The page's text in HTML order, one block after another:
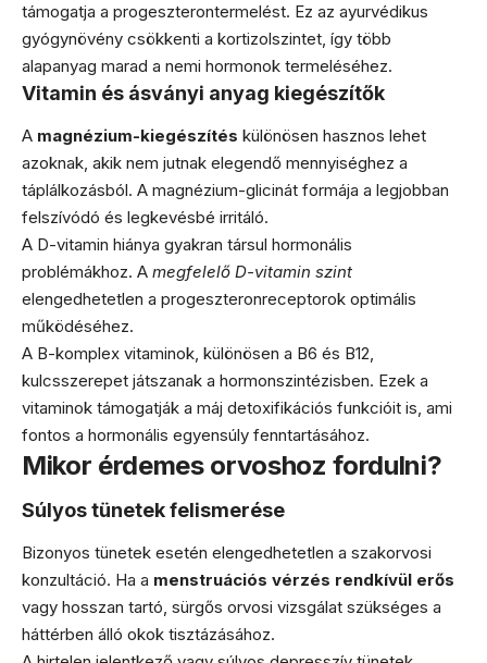
támogatja a progeszterontermelést. Ez az ayurvédikus
gyógynövény csökkenti a kortizolszintet, így több
alapanyag marad a nemi hormonok termeléséhez.
Vitamin és ásványi anyag kiegészítők
A magnézium-kiegészítés különösen hasznos lehet
azoknak, akik nem jutnak elegendő mennyiséghez a
táplálkozásból. A magnézium-glicinát formája a legjobban
felszívódó és legkevésbé irritáló.
A D-vitamin hiánya gyakran társul hormonális
problémákhoz. A megfelelő D-vitamin szint
elengedhetetlen a progeszteronreceptorok optimális
működéséhez.
A B-komplex vitaminok, különösen a B6 és B12,
kulcsszerepet játszanak a hormonszintézisben. Ezek a
vitaminok támogatják a máj detoxifikációs funkcióit is, ami
fontos a hormonális egyensúly fenntartásához.
Mikor érdemes orvoshoz fordulni?
Súlyos tünetek felismerése
Bizonyos tünetek esetén elengedhetetlen a szakorvosi
konzultáció. Ha a menstruációs vérzés rendkívül erős
vagy hosszan tartó, sürgős orvosi vizsgálat szükséges a
háttérben álló okok tisztázásához.